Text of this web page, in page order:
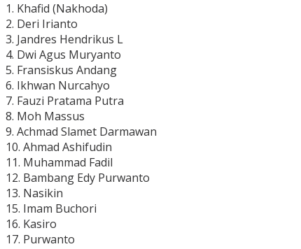
1. Khafid (Nakhoda)
2. Deri Irianto
3. Jandres Hendrikus L
4. Dwi Agus Muryanto
5. Fransiskus Andang
6. Ikhwan Nurcahyo
7. Fauzi Pratama Putra
8. Moh Massus
9. Achmad Slamet Darmawan
10. Ahmad Ashifudin
11. Muhammad Fadil
12. Bambang Edy Purwanto
13. Nasikin
15. Imam Buchori
16. Kasiro
17. Purwanto